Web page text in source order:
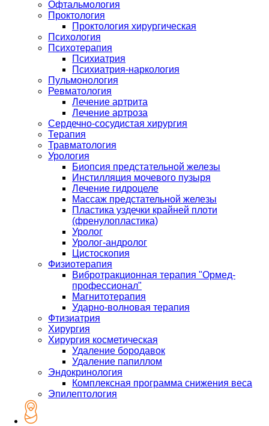
Офтальмология
Проктология
Проктология хирургическая
Психология
Психотерапия
Психиатрия
Психиатрия-наркология
Пульмонология
Ревматология
Лечение артрита
Лечение артроза
Сердечно-сосудистая хирургия
Терапия
Травматология
Урология
Биопсия предстательной железы
Инстилляция мочевого пузыря
Лечение гидроцеле
Массаж предстательной железы
Пластика уздечки крайней плоти
(френулопластика)
Уролог
Уролог-андролог
Цистоскопия
Физиотерапия
Вибротракционная терапия "Ормед-
профессионал"
Магнитотерапия
Ударно-волновая терапия
Фтизиатрия
Хирургия
Хирургия косметическая
Удаление бородавок
Удаление папиллом
Эндокринология
Комплексная программа снижения веса
Эпилептология